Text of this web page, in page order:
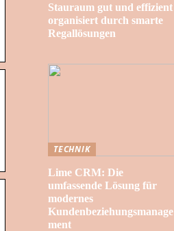
Stauraum gut und effizient
organisiert durch smarte
Regallösungen
TECHNIK
Lime CRM: Die
umfassende Lösung für
modernes
Kundenbeziehungsmanage
ment